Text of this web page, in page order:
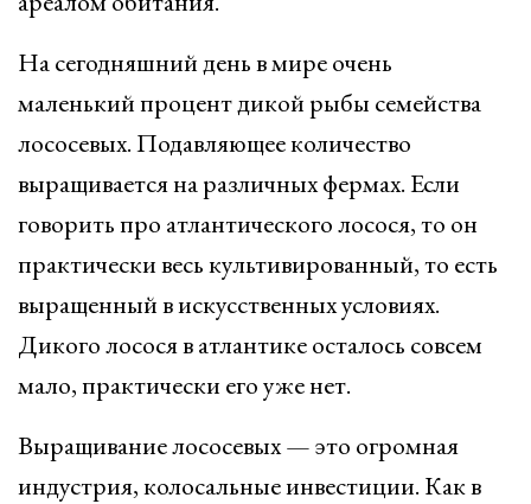
На сегодняшний день в мире очень
маленький процент дикой рыбы семейства
лососевых. Подавляющее количество
выращивается на различных фермах. Если
говорить про атлантического лосося, то он
практически весь культивированный, то есть
выращенный в искусственных условиях.
Дикого лосося в атлантике осталось совсем
мало, практически его уже нет.
Выращивание лососевых — это огромная
индустрия, колосальные инвестиции. Как в